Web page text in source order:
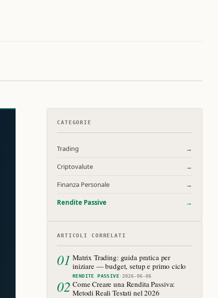
CATEGORIE
Trading →
Criptovalute →
Finanza Personale →
Rendite Passive →
ARTICOLI CORRELATI
01 Matrix Trading: guida pratica per
iniziare — budget, setup e primo ciclo
RENDITE PASSIVE·2026-06-06
02 Come Creare una Rendita Passiva:
Metodi Reali Testati nel 2026